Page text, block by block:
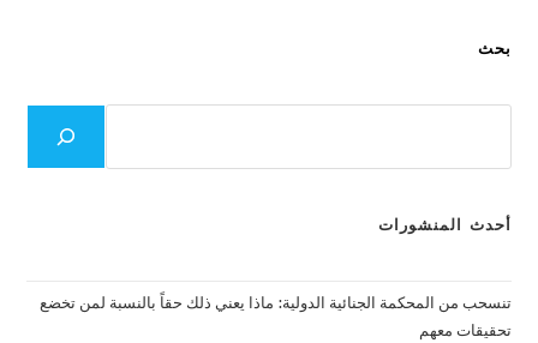
بحث
أحدث المنشورات
تنسحب من المحكمة الجنائية الدولية: ماذا يعني ذلك حقاً بالنسبة لمن تخضع
تحقيقات معهم